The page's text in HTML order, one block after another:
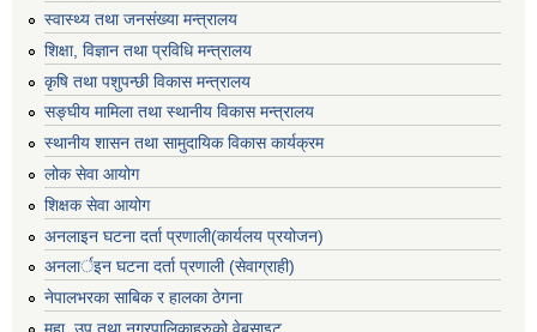
स्वास्थ्य तथा जनसंख्या मन्त्रालय
शिक्षा, विज्ञान तथा प्रविधि मन्त्रालय
कृषि तथा पशुपन्छी विकास मन्त्रालय
सङ्घीय मामिला तथा स्थानीय विकास मन्त्रालय
स्थानीय शासन तथा सामुदायिक विकास कार्यक्रम
लोक सेवा आयोग
शिक्षक सेवा आयोग
अनलाइन घटना दर्ता प्रणाली(कार्यलय प्रयोजन)
अनलार्इन घटना दर्ता प्रणाली (सेवाग्राही)
नेपालभरका साबिक र हालका ठेगना